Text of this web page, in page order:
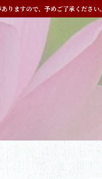
りますので、予めご了承ください。